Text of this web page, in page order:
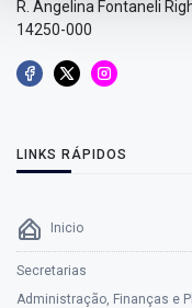
R. Angelina Fontaneli
14250-000
LINKS RÁPIDOS
Inicio
Secretarias
Administração, Finanças e